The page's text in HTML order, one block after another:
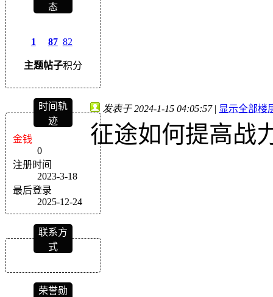
态
1
主题
87
帖子
82
积分
时间轨
迹
金钱
0
注册时间
2023-3-18
最后登录
2025-12-24
联系方
式
荣誉勋
发表于 2024-1-15 04:05:57 | 显示全部楼
征途如何提高战